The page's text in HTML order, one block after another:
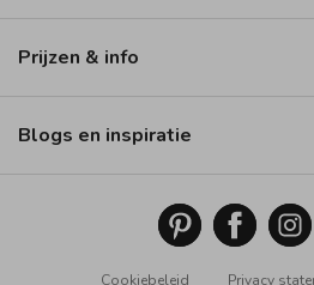
Prijzen & info
Blogs en inspiratie
Cookiebeleid Privacy